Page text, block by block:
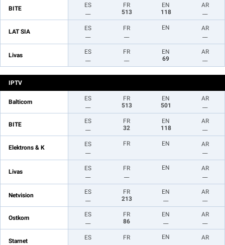
BITE
ES
FR
513
EN
118
AR
LAT SIA
ES
FR
EN
AR
Livas
ES
FR
EN
69
AR
IPTV
Balticom
ES
FR
513
EN
501
AR
BITE
ES
FR
32
EN
118
AR
Elektrons & K
ES
FR EN
AR
Livas
ES
FR
EN
AR
Netvision
ES
FR
213
EN
AR
Ostkom
ES
FR
86
EN
AR
Starnet
ES
FR
EN
AR